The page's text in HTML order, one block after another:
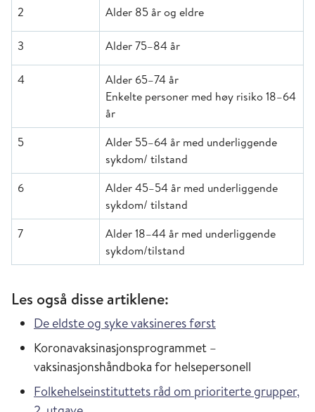
2 Alder 85 år og eldre
3 Alder 75–84 år
4
Alder 65–74 år
Enkelte personer med høy risiko 18–64
år
5
Alder 55–64 år med underliggende
sykdom/ tilstand
6
Alder 45–54 år med underliggende
sykdom/ tilstand
7
Alder 18–44 år med underliggende
sykdom/tilstand
Les også disse artiklene:
De eldste og syke vaksineres først
Koronavaksinasjonsprogrammet –
vaksinasjonshåndboka for helsepersonell
Folkehelseinstituttets råd om prioriterte grupper,